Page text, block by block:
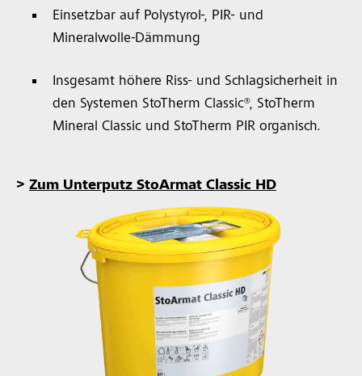
Einsetzbar auf Polystyrol-, PIR- und
Mineralwolle-Dämmung
Insgesamt höhere Riss- und Schlagsicherheit in
den Systemen StoTherm Classic®, StoTherm
Mineral Classic und StoTherm PIR organisch.
> Zum Unterputz StoArmat Classic HD